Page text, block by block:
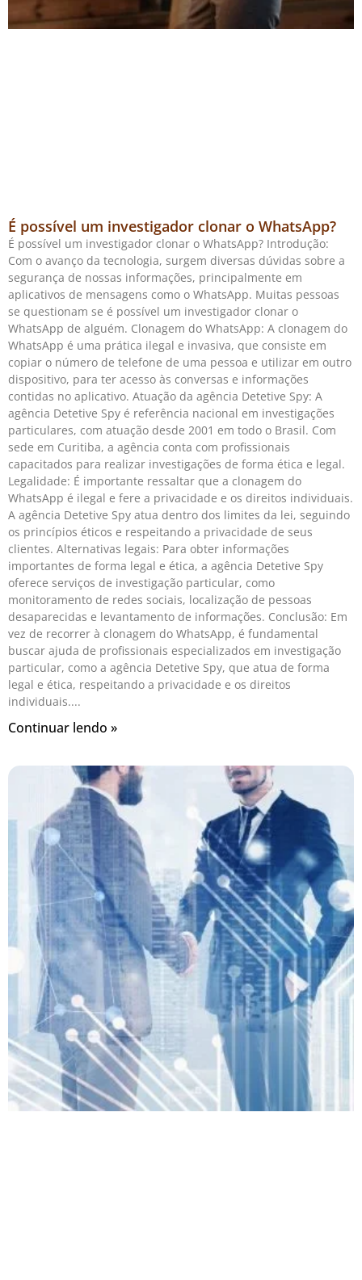
É possível um investigador clonar o WhatsApp?
É possível um investigador clonar o WhatsApp? Introdução:
Com o avanço da tecnologia, surgem diversas dúvidas sobre a
segurança de nossas informações, principalmente em
aplicativos de mensagens como o WhatsApp. Muitas pessoas
se questionam se é possível um investigador clonar o
WhatsApp de alguém. Clonagem do WhatsApp: A clonagem do
WhatsApp é uma prática ilegal e invasiva, que consiste em
copiar o número de telefone de uma pessoa e utilizar em outro
dispositivo, para ter acesso às conversas e informações
contidas no aplicativo. Atuação da agência Detetive Spy: A
agência Detetive Spy é referência nacional em investigações
particulares, com atuação desde 2001 em todo o Brasil. Com
sede em Curitiba, a agência conta com profissionais
capacitados para realizar investigações de forma ética e legal.
Legalidade: É importante ressaltar que a clonagem do
WhatsApp é ilegal e fere a privacidade e os direitos individuais.
A agência Detetive Spy atua dentro dos limites da lei, seguindo
os princípios éticos e respeitando a privacidade de seus
clientes. Alternativas legais: Para obter informações
importantes de forma legal e ética, a agência Detetive Spy
oferece serviços de investigação particular, como
monitoramento de redes sociais, localização de pessoas
desaparecidas e levantamento de informações. Conclusão: Em
vez de recorrer à clonagem do WhatsApp, é fundamental
buscar ajuda de profissionais especializados em investigação
particular, como a agência Detetive Spy, que atua de forma
legal e ética, respeitando a privacidade e os direitos
individuais.
Continuar lendo »